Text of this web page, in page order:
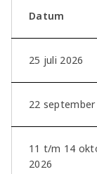
Datum
25 juli 2026
22 september
11 t/m 14
2026